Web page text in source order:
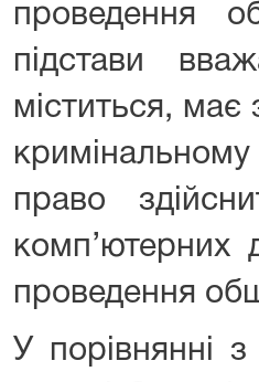
проведення
підстави
міститься, має
право
комп’ютерних
проведення
У порівнянні